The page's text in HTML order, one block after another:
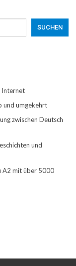
SUCHEN
Internet
und umgekehrt
zwischen Deutsch
und
A2 mit über 5000